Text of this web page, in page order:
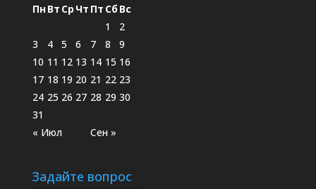
ПнВт Ср Чт Пт Сб Вс
« Июл Сен »
1
2
3
4 5 6 7 8
9
10 11 12 13 14 15 16
17 18 19 20 21 22 23
24 25 26 27 28 29 30
31
Задайте вопрос